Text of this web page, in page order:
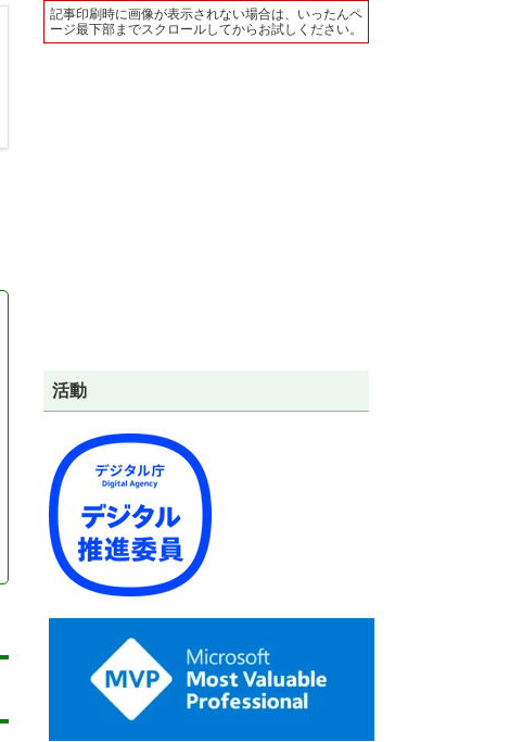
記事印刷時に画像が表示されない場合は、いったんペ
ージ最下部までスクロールしてからお試しください。
活動